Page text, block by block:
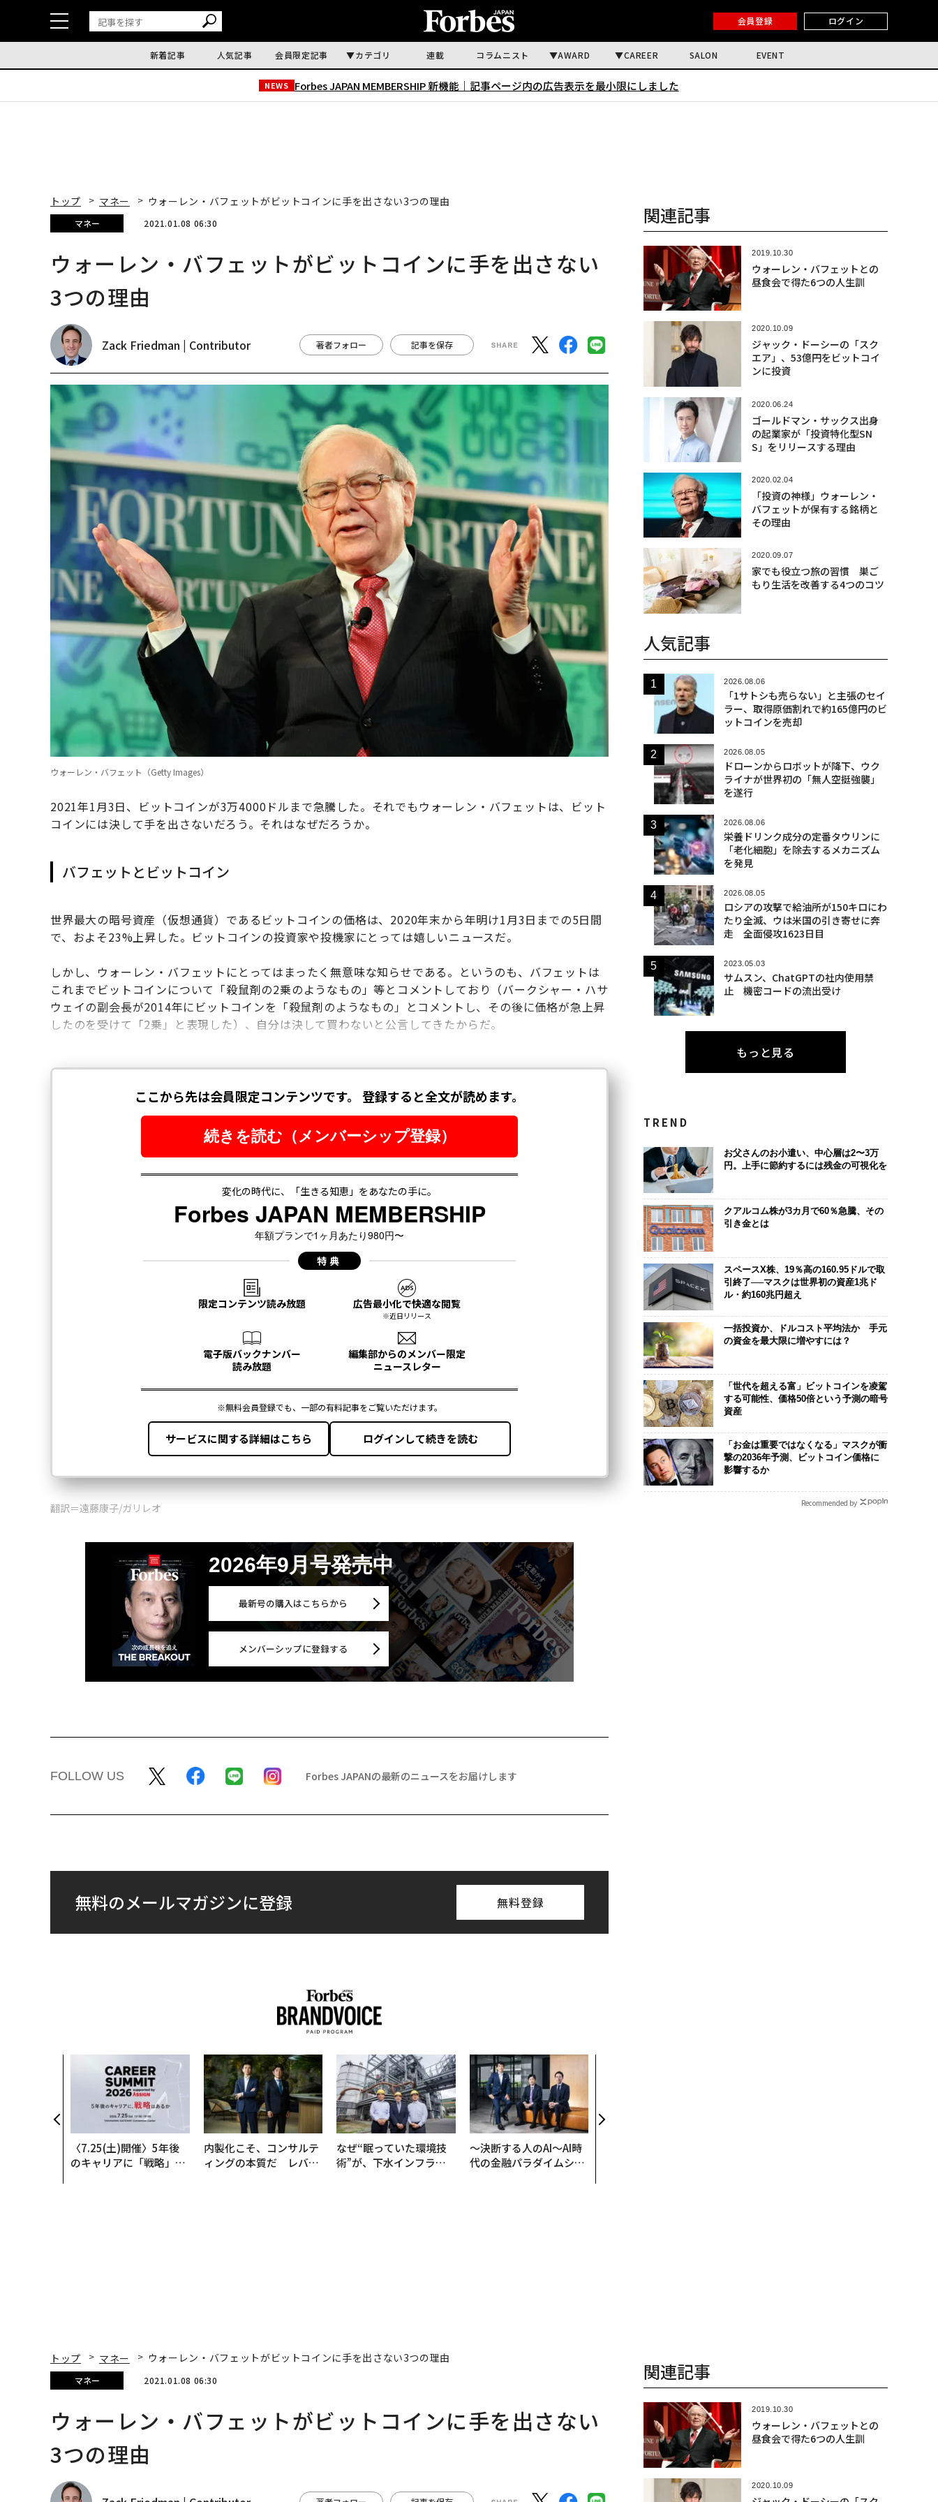
会員登録 ログイン
新着記事 人気記事 会員限定記事 カテゴリ 連載 コラムニスト AWARD CAREER SALON EVENT
NEWS Forbes JAPAN MEMBERSHIP 新機能｜ 記事ページ内の広告表示を最小限にしました
トップ マネー ウォーレン・バフェットがビットコインに手を出さない3つの理由
マネー 2021.01.08 06:30
ウォーレン・バフェットがビットコインに手を出さない
3つの理由
Zack Friedman | Contributor 著者フォロー 記事を保存
ウォーレン・バフェット（Getty Images）
2021年1月3日、ビットコインが3万4000ドルまで急騰した。それでもウォーレン・バフェットは、ビット
コインには決して手を出さないだろう。それはなぜだろうか。
バフェットとビットコイン
世界最大の暗号資産（仮想通貨）であるビットコインの価格は、2020年末から年明け1月3日までの5日間
で、およそ23%上昇した。ビットコインの投資家や投機家にとっては嬉しいニュースだ。
しかし、ウォーレン・バフェットにとってはまったく無意味な知らせである。というのも、バフェットは
これまでビットコインについて「殺鼠剤の2乗のようなもの」等とコメントしており（バークシャー・ハサ
ウェイの副会長が2014年にビットコインを「殺鼠剤のようなもの」とコメントし、その後に価格が急上昇
したのを受けて「2乗」と表現した）、自分は決して買わないと公言してきたからだ。
翻訳＝遠藤康子/ガリレオ
2026年9月号発売中
最新号の購入はこちらから
メンバーシップに登録する
FOLLOW US Forbes JAPANの最新のニュースをお届けします
無料のメールマガジンに登録 無料登録
〈7.25(土)開催〉5年後
のキャリアに「戦略」は
内製化こそ、コンサルテ
ィングの本質だ レバレ
なぜ“眠っていた環境技
術”が、下水インフラを
〜決断する人のAI〜AI時
代の金融パラダイムシフ
関連記事
2019.10.30
ウォーレン・バフェットとの
昼食会で得た6つの人生訓
2020.10.09
ジャック・ドーシーの「スク
エア」、53億円をビットコイ
ンに投資
2020.06.24
ゴールドマン・サックス出身
の起業家が「投資特化型SN
S」をリリースする理由
2020.02.04
「投資の神様」ウォーレン・
バフェットが保有する銘柄と
その理由
2020.09.07
家でも役立つ旅の習慣 巣ご
もり生活を改善する4つのコツ
人気記事
2026.08.06
「1サトシも売らない」と主張のセイ
ラー、取得原価割れで約165億円のビ
ットコインを売却
2026.08.05
ドローンからロボットが降下、ウク
ライナが世界初の「無人空挺強襲」
を遂行
2026.08.06
栄養ドリンク成分の定番タウリンに
「老化細胞」を除去するメカニズム
を発見
2026.08.05
ロシアの攻撃で給油所が150キロにわ
たり全滅、ウは米国の引き寄せに奔
走 全面侵攻1623日目
2023.05.03
サムスン、ChatGPTの社内使用禁
止 機密コードの流出受け
もっと見る
TREND
お父さんのお小遣い、中心層は2〜3万
円。上手に節約するには残金の可視化を
クアルコム株が3カ月で60％急騰、その
引き金とは
スペースX株、19％高の160.95ドルで取
引終了──マスクは世界初の資産1兆ド
ル・約160兆円超え
一括投資か、ドルコスト平均法か 手元
の資金を最大限に増やすには？
「世代を超える富」ビットコインを凌駕
する可能性、価格50倍という予測の暗号
資産
「お金は重要ではなくなる」マスクが衝
撃の2036年予測、ビットコイン価格に
影響するか
Recommended by
トップ マネー ウォーレン・バフェットがビットコインに手を出さない3つの理由
マネー 2021.01.08 06:30
ウォーレン・バフェットがビットコインに手を出さない
3つの理由
関連記事
2019.10.30
ウォーレン・バフェットとの
昼食会で得た6つの人生訓
2020.10.09